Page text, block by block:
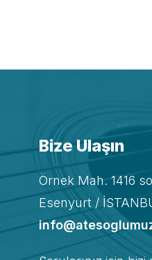
Bize Ulaşın
Örnek Mah. 1416
Esenyurt /